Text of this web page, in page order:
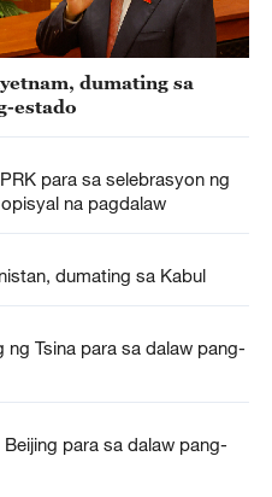
dumating sa
estado
para sa selebrasyon ng
na pagdalaw
dumating sa Kabul
Tsina para sa dalaw pang-
para sa dalaw pang-